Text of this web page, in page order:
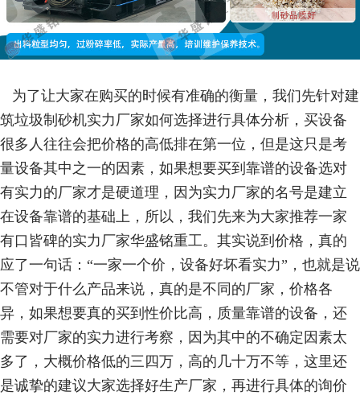
为了让大家在购买的时候有准确的衡量，我们先针对建
筑垃圾制砂机实力厂家如何选择进行具体分析，买设备
很多人往往会把价格的高低排在第一位，但是这只是考
量设备其中之一的因素，如果想要买到靠谱的设备选对
有实力的厂家才是硬道理，因为实力厂家的名号是建立
在设备靠谱的基础上，所以，我们先来为大家推荐一家
有口皆碑的实力厂家华盛铭重工。其实说到价格，真的
应了一句话：“一家一个价，设备好坏看实力”，也就是说
不管对于什么产品来说，真的是不同的厂家，价格各
异，如果想要真的买到性价比高，质量靠谱的设备，还
需要对厂家的实力进行考察，因为其中的不确定因素太
多了，大概价格低的三四万，高的几十万不等，这里还
是诚挚的建议大家选择好生产厂家，再进行具体的询价